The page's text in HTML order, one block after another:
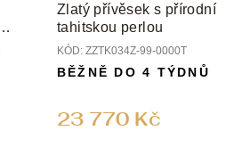
Zlatý přívěsek s přírodní
tahitskou perlou
KÓD: ZZTK034Z-99-0000T
23 770 Kč
BĚŽNĚ DO 4 TÝDNŮ